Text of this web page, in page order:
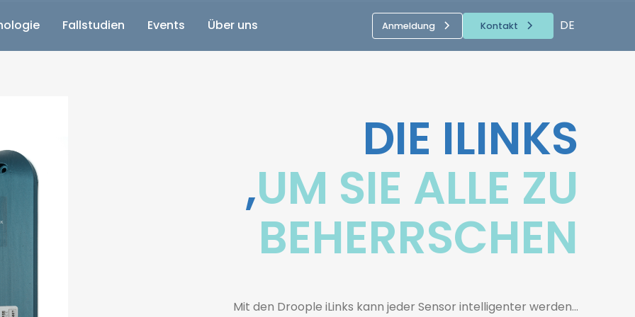
Fallstudien Events Über uns Anmeldung Kontakt DE
DIE ILINKS
,UM SIE ALLE ZU
BEHERRSCHEN
Mit den Droople iLinks kann jeder Sensor intelligenter werden...